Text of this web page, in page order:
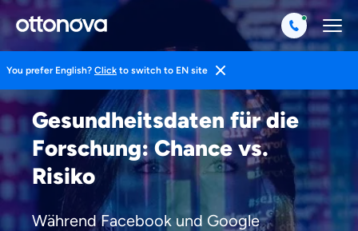
You prefer English? Click to switch to EN site
Gesund Leben
Gesundheitsdaten für die
Forschung: Chance vs.
Risiko
Während Facebook und Google